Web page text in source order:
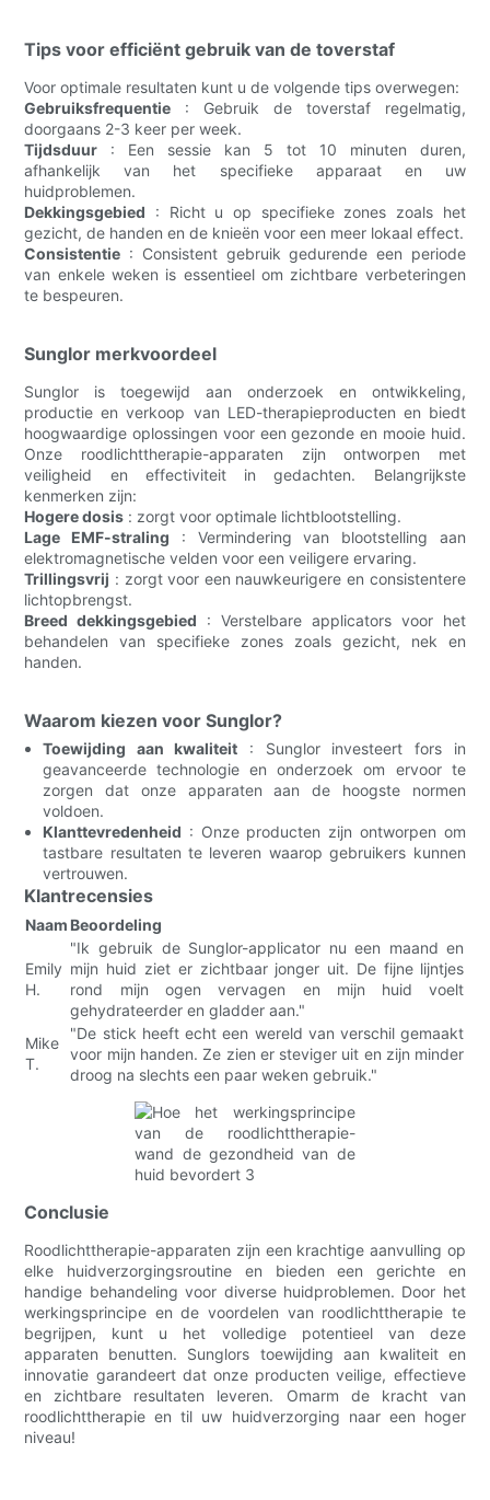
Tips voor efficiënt gebruik van de toverstaf
Voor optimale resultaten kunt u de volgende tips overwegen:
Gebruiksfrequentie : Gebruik de toverstaf regelmatig,
doorgaans 2-3 keer per week.
Tijdsduur : Een sessie kan 5 tot 10 minuten duren,
afhankelijk van het specifieke apparaat en uw
huidproblemen.
Dekkingsgebied : Richt u op specifieke zones zoals het
gezicht, de handen en de knieën voor een meer lokaal effect.
Consistentie : Consistent gebruik gedurende een periode
van enkele weken is essentieel om zichtbare verbeteringen
te bespeuren.
Sunglor merkvoordeel
Sunglor is toegewijd aan onderzoek en ontwikkeling,
productie en verkoop van LED-therapieproducten en biedt
hoogwaardige oplossingen voor een gezonde en mooie huid.
Onze roodlichttherapie-apparaten zijn ontworpen met
veiligheid en effectiviteit in gedachten. Belangrijkste
kenmerken zijn:
Hogere dosis : zorgt voor optimale lichtblootstelling.
Lage EMF-straling : Vermindering van blootstelling aan
elektromagnetische velden voor een veiligere ervaring.
Trillingsvrij : zorgt voor een nauwkeurigere en consistentere
lichtopbrengst.
Breed dekkingsgebied : Verstelbare applicators voor het
behandelen van specifieke zones zoals gezicht, nek en
handen.
Waarom kiezen voor Sunglor?
Toewijding aan kwaliteit : Sunglor investeert fors in
geavanceerde technologie en onderzoek om ervoor te
zorgen dat onze apparaten aan de hoogste normen
voldoen.
Klanttevredenheid : Onze producten zijn ontworpen om
tastbare resultaten te leveren waarop gebruikers kunnen
vertrouwen.
Klantrecensies
Naam Beoordeling
Emily
H.
"Ik gebruik de Sunglor-applicator nu een maand en
mijn huid ziet er zichtbaar jonger uit. De fijne lijntjes
rond mijn ogen vervagen en mijn huid voelt
gehydrateerder en gladder aan."
Mike
T.
"De stick heeft echt een wereld van verschil gemaakt
voor mijn handen. Ze zien er steviger uit en zijn minder
droog na slechts een paar weken gebruik."
Conclusie
Roodlichttherapie-apparaten zijn een krachtige aanvulling op
elke huidverzorgingsroutine en bieden een gerichte en
handige behandeling voor diverse huidproblemen. Door het
werkingsprincipe en de voordelen van roodlichttherapie te
begrijpen, kunt u het volledige potentieel van deze
apparaten benutten. Sunglors toewijding aan kwaliteit en
innovatie garandeert dat onze producten veilige, effectieve
en zichtbare resultaten leveren. Omarm de kracht van
roodlichttherapie en til uw huidverzorging naar een hoger
niveau!